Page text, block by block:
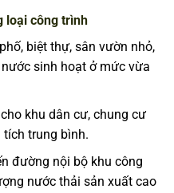
loại công trình
biệt thự, sân vườn nhỏ,
sinh hoạt ở mức vừa
khu dân cư, chung cư
tích trung bình.
đường nội bộ khu công
nước thải sản xuất cao